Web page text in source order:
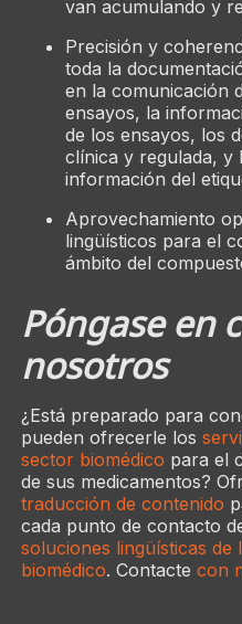
van acumulando y
Precisión y
toda la
en la comunicación
ensayos, la
de los ensayos, los
clínica y regulada, y
información del
Aprovechamiento
lingüísticos para el
ámbito del
Póngase en
nosotros
¿Está preparado para
pueden ofrecerle los
sector biomédico para el
de sus medicamentos?
traducción de contenido
cada punto de contacto
soluciones lingüísticas
biomédico. Contacte con